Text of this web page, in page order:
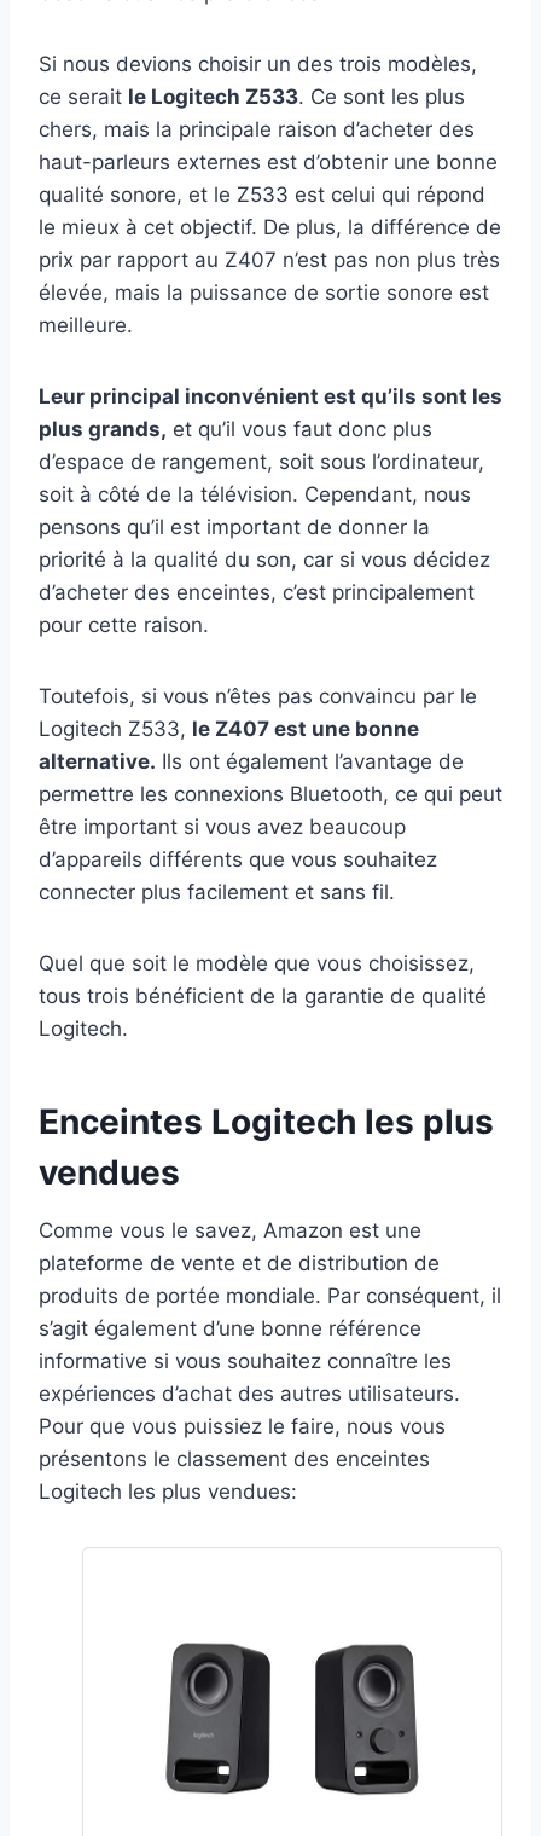
Si nous devions choisir un des trois modèles,
ce serait le Logitech Z533. Ce sont les plus
chers, mais la principale raison d’acheter des
haut-parleurs externes est d’obtenir une bonne
qualité sonore, et le Z533 est celui qui répond
le mieux à cet objectif. De plus, la différence de
prix par rapport au Z407 n’est pas non plus très
élevée, mais la puissance de sortie sonore est
meilleure.
Leur principal inconvénient est qu’ils sont les
plus grands, et qu’il vous faut donc plus
d’espace de rangement, soit sous l’ordinateur,
soit à côté de la télévision. Cependant, nous
pensons qu’il est important de donner la
priorité à la qualité du son, car si vous décidez
d’acheter des enceintes, c’est principalement
pour cette raison.
Toutefois, si vous n’êtes pas convaincu par le
Logitech Z533, le Z407 est une bonne
alternative. Ils ont également l’avantage de
permettre les connexions Bluetooth, ce qui peut
être important si vous avez beaucoup
d’appareils différents que vous souhaitez
connecter plus facilement et sans fil.
Quel que soit le modèle que vous choisissez,
tous trois bénéficient de la garantie de qualité
Logitech.
Enceintes Logitech les plus
vendues
Comme vous le savez, Amazon est une
plateforme de vente et de distribution de
produits de portée mondiale. Par conséquent, il
s’agit également d’une bonne référence
informative si vous souhaitez connaître les
expériences d’achat des autres utilisateurs.
Pour que vous puissiez le faire, nous vous
présentons le classement des enceintes
Logitech les plus vendues: